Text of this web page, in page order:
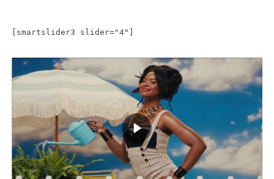
[smartslider3 slider="4"]